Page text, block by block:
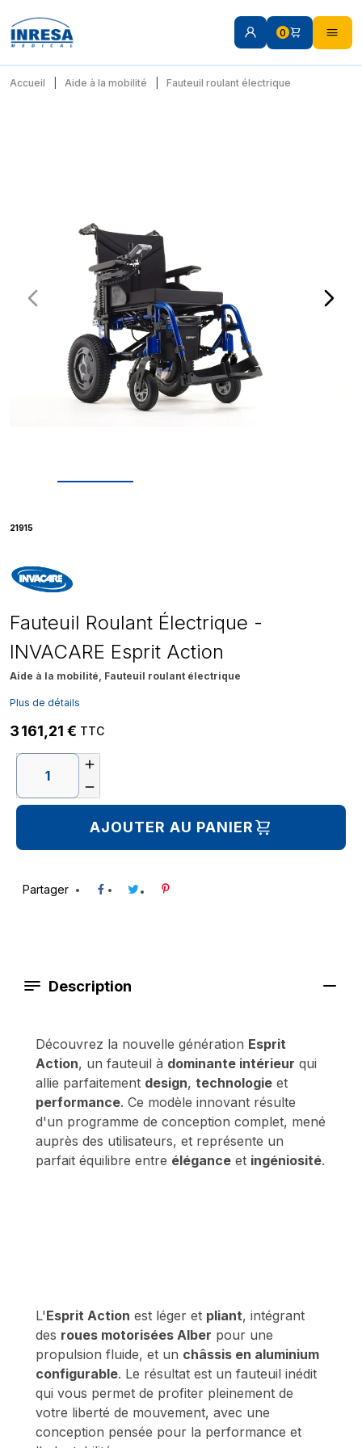
0
Accueil Aide à la mobilité Fauteuil roulant électrique
21915
Fauteuil Roulant Électrique -
INVACARE Esprit Action
Aide à la mobilité, Fauteuil roulant électrique
Plus de détails
3 161,21 € TTC


AJOUTER AU PANIER
Partager
Description
Découvrez la nouvelle génération Esprit
Action, un fauteuil à dominante intérieur qui
allie parfaitement design, technologie et
performance. Ce modèle innovant résulte
d'un programme de conception complet, mené
auprès des utilisateurs, et représente un
parfait équilibre entre élégance et ingéniosité.
L'Esprit Action est léger et pliant, intégrant
des roues motorisées Alber pour une
propulsion fluide, et un châssis en aluminium
configurable. Le résultat est un fauteuil inédit
qui vous permet de profiter pleinement de
votre liberté de mouvement, avec une
conception pensée pour la performance et